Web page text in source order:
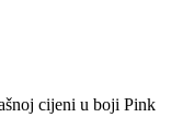
cijeni u boji Pink